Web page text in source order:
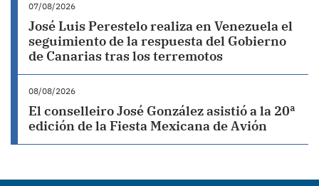
07/08/2026
José Luis Perestelo realiza en Venezuela el
seguimiento de la respuesta del Gobierno
de Canarias tras los terremotos
08/08/2026
El conselleiro José González asistió a la 20ª
edición de la Fiesta Mexicana de Avión